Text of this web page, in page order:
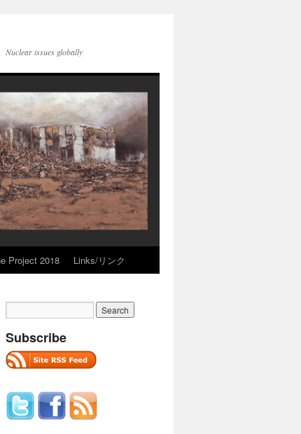
Nuclear issues globally
Project 2018 Links/リンク
Subscribe